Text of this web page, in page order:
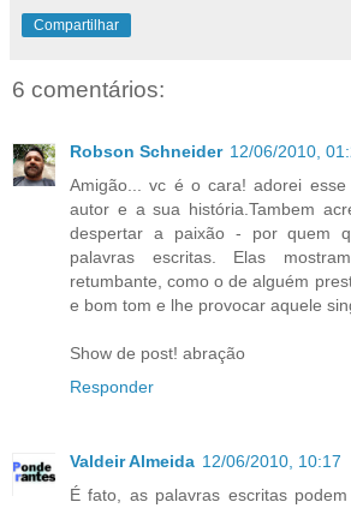
Compartilhar
6 comentários:
Robson Schneider 12/06/2010,
Amigão... vc é o cara! adorei
autor e a sua história.Tambem
despertar a paixão - por quem
palavras escritas. Elas
retumbante, como o de alguém
e bom tom e lhe provocar aquele
Show de post! abração
Responder
Valdeir Almeida 12/06/2010, 10:17
É fato, as palavras escritas